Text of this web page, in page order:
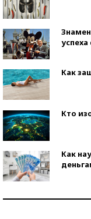
Как
Кто
Как